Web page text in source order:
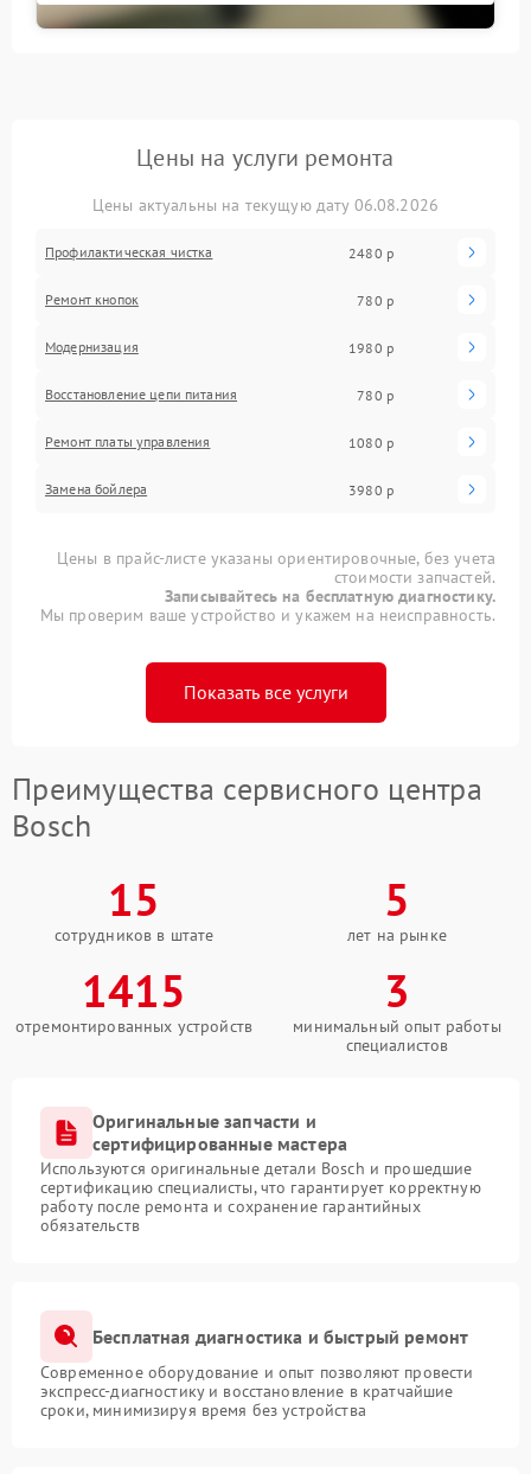
Цены на услуги ремонта
Цены актуальны на текущую дату 06.08.2026
Профилактическая чистка 2480 р
Ремонт кнопок 780 р
Модернизация 1980 р
Восстановление цепи питания 780 р
Ремонт платы управления 1080 р
Замена бойлера 3980 р
Цены в прайс-листе указаны ориентировочные, без учета
стоимости запчастей.
Записывайтесь на бесплатную диагностику.
Мы проверим ваше устройство и укажем на неисправность.
Показать все услуги
Преимущества сервисного центра
Bosch
15
сотрудников в штате
5
лет на рынке
1415
отремонтированных устройств
3
минимальный опыт работы
специалистов
Оригинальные запчасти и
сертифицированные мастера
Используются оригинальные детали Bosch и прошедшие
сертификацию специалисты, что гарантирует корректную
работу после ремонта и сохранение гарантийных
обязательств
Бесплатная диагностика и быстрый ремонт
Современное оборудование и опыт позволяют провести
экспресс-диагностику и восстановление в кратчайшие
сроки, минимизируя время без устройства